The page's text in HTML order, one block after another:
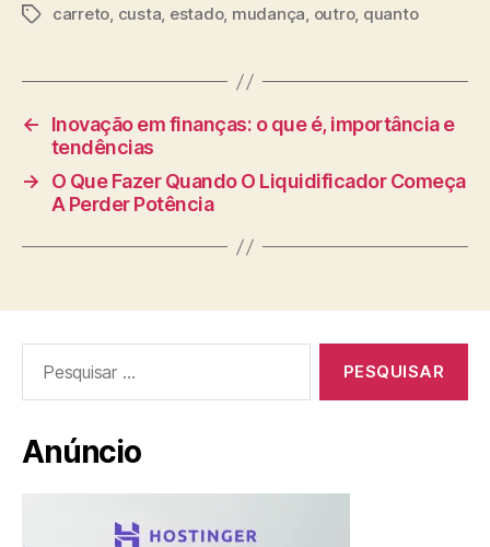
Tagscarreto, custa, estado, mudança, outro, quanto
←
Inovação em finanças: o que é, importância e
tendências
→
O Que Fazer Quando O Liquidificador Começa
A Perder Potência
por:
Anúncio